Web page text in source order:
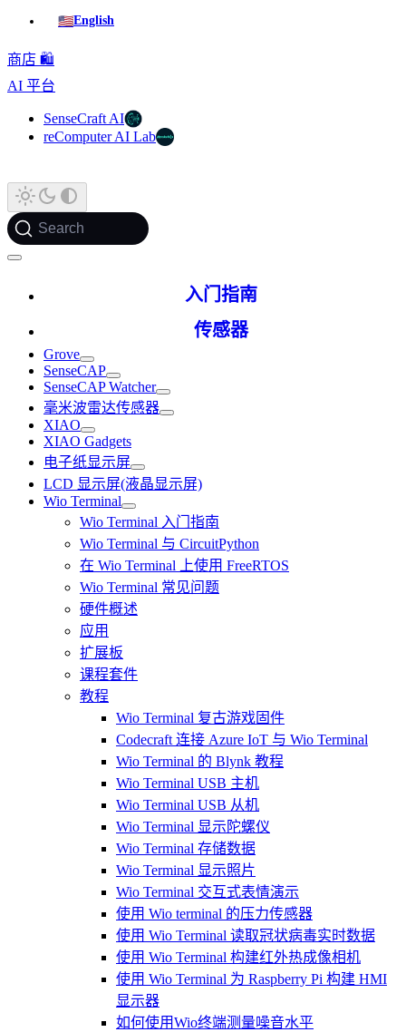
🇺🇸English
商店 🛍️
AI 平台
SenseCraft AI
reComputer AI Lab
Search
入门指南
传感器
Grove
SenseCAP
SenseCAP Watcher
毫米波雷达传感器
XIAO
XIAO Gadgets
电子纸显示屏
LCD 显示屏(液晶显示屏)
Wio Terminal
Wio Terminal 入门指南
Wio Terminal 与 CircuitPython
在 Wio Terminal 上使用 FreeRTOS
Wio Terminal 常见问题
硬件概述
应用
扩展板
课程套件
教程
Wio Terminal 复古游戏固件
Codecraft 连接 Azure IoT 与 Wio Terminal
Wio Terminal 的 Blynk 教程
Wio Terminal USB 主机
Wio Terminal USB 从机
Wio Terminal 显示陀螺仪
Wio Terminal 存储数据
Wio Terminal 显示照片
Wio Terminal 交互式表情演示
使用 Wio terminal 的压力传感器
使用 Wio Terminal 读取冠状病毒实时数据
使用 Wio Terminal 构建红外热成像相机
使用 Wio Terminal 为 Raspberry Pi 构建 HMI
显示器
如何使用Wio终端测量噪音水平